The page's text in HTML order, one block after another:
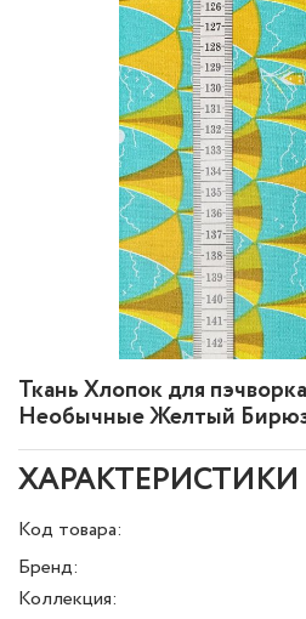
Ткань Хлопок для
Необычные Желтый
ХАРАКТЕРИСТИКИ
Код товара:
Бренд:
Коллекция: